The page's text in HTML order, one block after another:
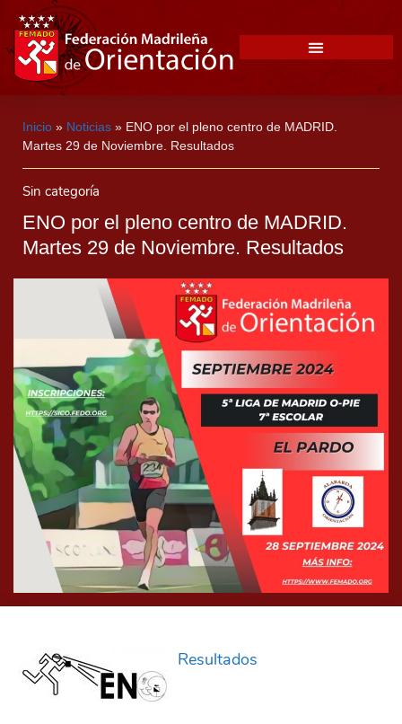
Inicio » Noticias » ENO por el pleno centro de MADRID.
Martes 29 de Noviembre. Resultados
Sin categoría
ENO por el pleno centro de MADRID.
Martes 29 de Noviembre. Resultados
Resultados